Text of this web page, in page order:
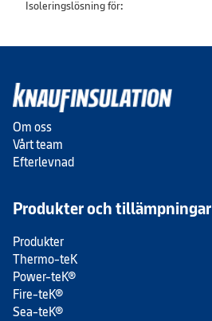
Isoleringslösning för:
Om oss
Vårt team
Efterlevnad
Produkter och tillämpningar
Produkter
Thermo-teK
Power-teK®
Fire-teK®
Sea-teK®